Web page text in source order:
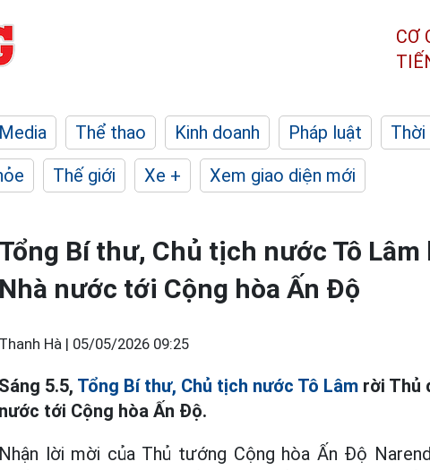
CƠ
Media Thể thao Kinh doanh Pháp luật
Thế giới Xe + Xem giao diện mới
Tổng Bí thư, Chủ tịch nước Tô
Nhà nước tới Cộng hòa Ấn Độ
Thanh Hà | 05/05/2026 09:25
Sáng 5.5, Tổng Bí thư, Chủ tịch nước Tô Lâm rời Thủ
nước tới Cộng hòa Ấn Độ.
Nhận lời mời của Thủ tướng Cộng hòa Ấn Độ